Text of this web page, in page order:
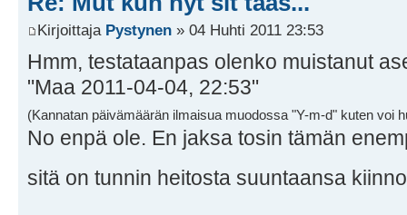
Kirjoittaja Pystynen » 04 Huhti 2011 23:53
Hmm, testataanpas olenko muistanut
"Maa 2011-04-04, 22:53"
(Kannatan päivämäärän ilmaisua muodossa "Y-m-d" kuten voi
No enpä ole. En jaksa tosin tämän
sitä on tunnin heitosta suuntaansa